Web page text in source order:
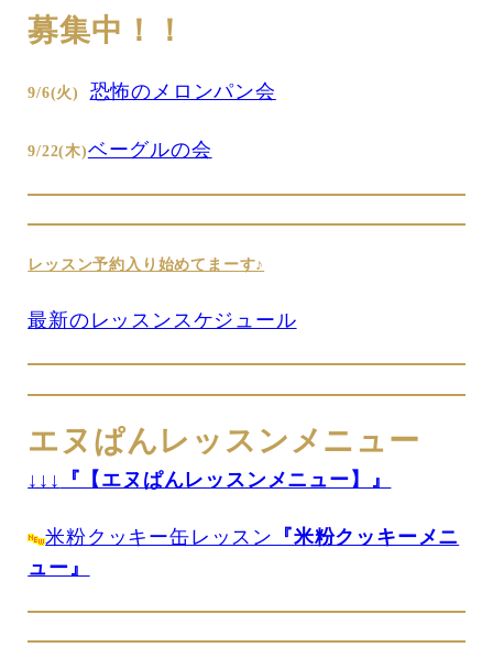
募集中！！
9/6(火) 恐怖のメロンパン会
9/22(木)ベーグルの会
レッスン予約入り始めてまーす♪
最新のレッスンスケジュール
エヌぱんレッスンメニュー
↓↓↓ 『【エヌぱんレッスンメニュー】』
米粉クッキー缶レッスン 『米粉クッキーメニ
ュー』